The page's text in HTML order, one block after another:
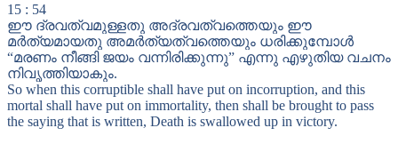
15 : 54
ഈ ദ്രവത്വമുള്ളതു അദ്രവത്വത്തെയും ഈ
മർത്യമായതു അമർത്യത്വത്തെയും ധരിക്കുമ്പോൾ
“മരണം നീങ്ങി ജയം വന്നിരിക്കുന്നു” എന്നു എഴുതിയ വചനം
നിവൃത്തിയാകും.
So when this corruptible shall have put on incorruption, and this
mortal shall have put on immortality, then shall be brought to pass
the saying that is written, Death is swallowed up in victory.